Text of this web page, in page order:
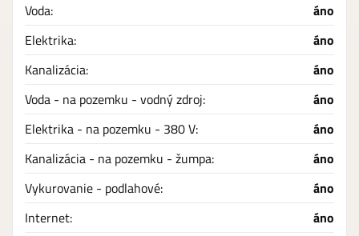
Voda:
áno
Elektrika:
áno
Kanalizácia:
áno
Voda - na pozemku - vodný zdroj:
áno
Elektrika - na pozemku - 380 V:
áno
Kanalizácia - na pozemku - žumpa:
áno
Vykurovanie - podlahové:
áno
Internet:
áno